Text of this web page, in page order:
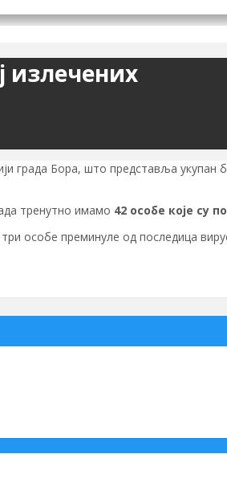
излечених
града Бора, што представља укупан
тренутно имамо 42 особе које су
особе преминуле од последица